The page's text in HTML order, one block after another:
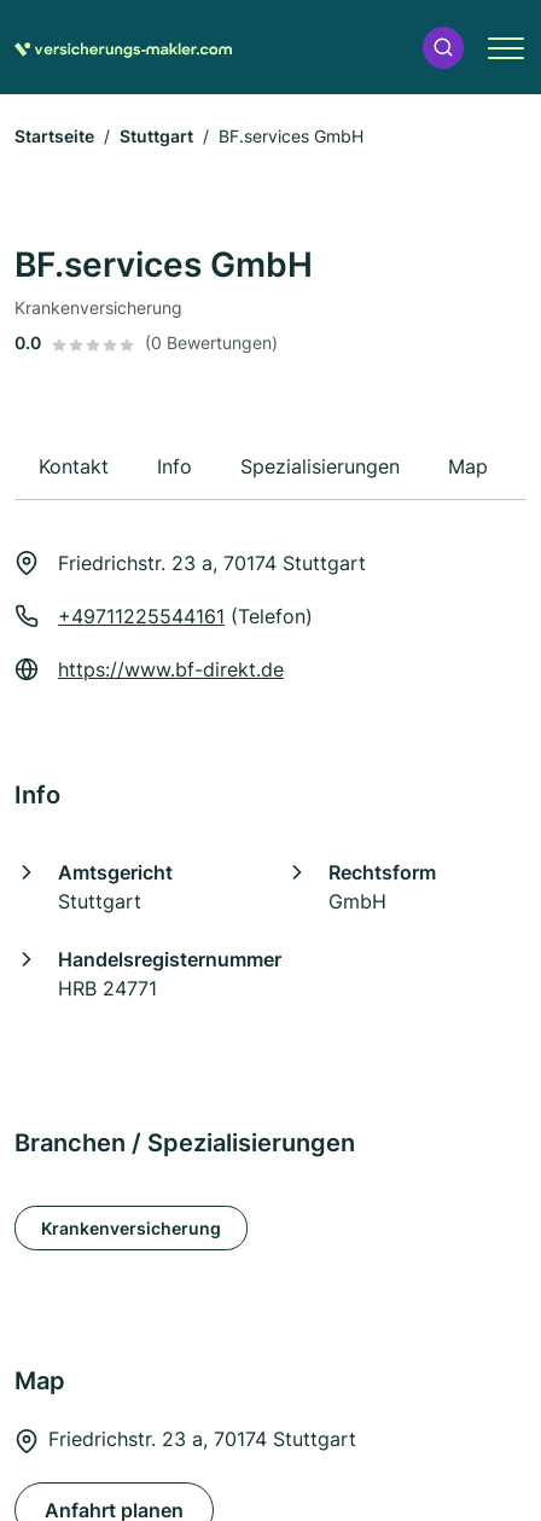
Startseite Stuttgart BF.services GmbH
BF.services GmbH
Krankenversicherung
0.0
(0 Bewertungen)
Kontakt Info Spezialisierungen Map
Friedrichstr. 23 a, 70174 Stuttgart
+49711225544161 (Telefon)
https://www.bf-direkt.de
Info
Amtsgericht
Stuttgart
Rechtsform
GmbH
Handelsregisternummer
HRB 24771
Branchen / Spezialisierungen
Krankenversicherung
Map
Friedrichstr. 23 a, 70174 Stuttgart
Anfahrt planen